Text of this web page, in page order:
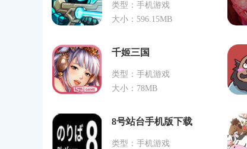
类型：手机游戏
大小：596.15MB
千姬三国
类型：手机游戏
大小：78MB
8号站台手机版下载
类型：手机游戏